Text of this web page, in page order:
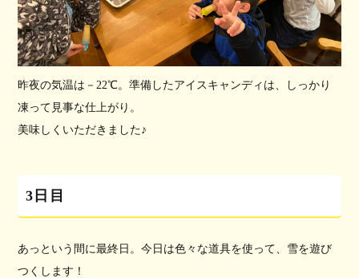
昨夜の気温は－22℃。準備したアイスキャンディは、しっかり
凍って見事な仕上がり。
美味しくいただきました♪
3日目
あっという間に最終日。今日は色々な道具を使って、雪を遊び
つくします！